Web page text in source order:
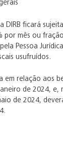
DIRB ficará
por mês ou
Pessoa
usufruídos.
em relação aos
de 2024, e,
de 2024,